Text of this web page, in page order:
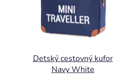
Detský cestovný kufor
Navy White